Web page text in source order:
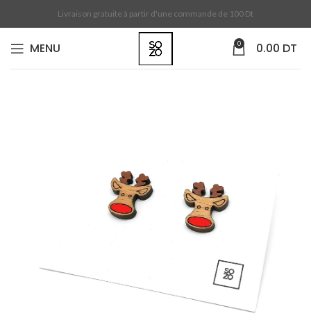
Livraison gratuite à partir d'une commande de 100 Dt
MENU 0 0.00 DT